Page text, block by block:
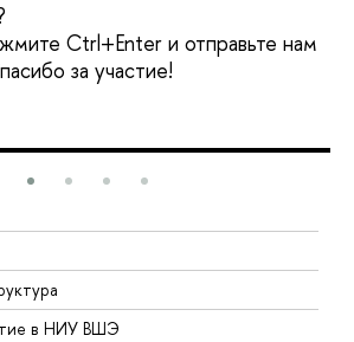
Ctrl+Enter и отправьте нам
за участие!
в НИУ ВШЭ